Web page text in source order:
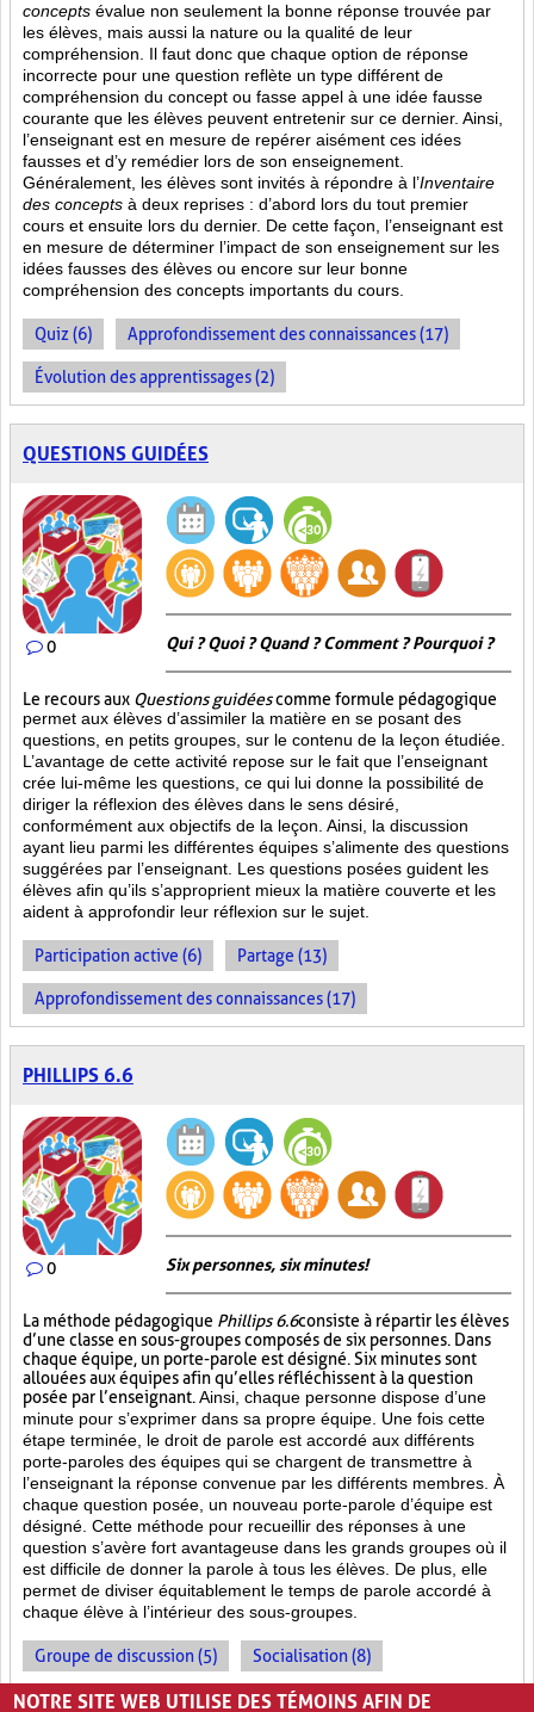
concepts évalue non seulement la bonne réponse trouvée par
les élèves, mais aussi la nature ou la qualité de leur
compréhension. Il faut donc que chaque option de réponse
incorrecte pour une question reflète un type différent de
compréhension du concept ou fasse appel à une idée fausse
courante que les élèves peuvent entretenir sur ce dernier. Ainsi,
l’enseignant est en mesure de repérer aisément ces idées
fausses et d’y remédier lors de son enseignement.
Généralement, les élèves sont invités à répondre à l’Inventaire
des concepts à deux reprises : d’abord lors du tout premier
cours et ensuite lors du dernier. De cette façon, l’enseignant est
en mesure de déterminer l’impact de son enseignement sur les
idées fausses des élèves ou encore sur leur bonne
compréhension des concepts importants du cours.
Quiz (6) Approfondissement des connaissances (17)
Évolution des apprentissages (2)
QUESTIONS GUIDÉES
0 Qui ? Quoi ? Quand ? Comment ? Pourquoi ?
Le recours aux Questions guidéescomme formule pédagogique
permet aux élèves d’assimiler la matière en se posant des
questions, en petits groupes, sur le contenu de la leçon étudiée.
L’avantage de cette activité repose sur le fait que l’enseignant
crée lui-même les questions, ce qui lui donne la possibilité de
diriger la réflexion des élèves dans le sens désiré,
conformément aux objectifs de la leçon. Ainsi, la discussion
ayant lieu parmi les différentes équipes s’alimente des questions
suggérées par l’enseignant. Les questions posées guident les
élèves afin qu’ils s’approprient mieux la matière couverte et les
aident à approfondir leur réflexion sur le sujet.
Participation active (6) Partage (13)
Approfondissement des connaissances (17)
PHILLIPS 6.6
0 Six personnes, six minutes!
La méthode pédagogique Phillips 6.6consiste à répartir les élèves
d’une classe en sous-groupes composés de six personnes. Dans
chaque équipe, un porte-parole est désigné. Six minutes sont
allouées aux équipes afin qu’elles réfléchissent à la question
posée par l’enseignant. Ainsi, chaque personne dispose d’une
minute pour s’exprimer dans sa propre équipe. Une fois cette
étape terminée, le droit de parole est accordé aux différents
porte-paroles des équipes qui se chargent de transmettre à
l’enseignant la réponse convenue par les différents membres. À
chaque question posée, un nouveau porte-parole d’équipe est
désigné. Cette méthode pour recueillir des réponses à une
question s’avère fort avantageuse dans les grands groupes où il
est difficile de donner la parole à tous les élèves. De plus, elle
permet de diviser équitablement le temps de parole accordé à
chaque élève à l’intérieur des sous-groupes.
Groupe de discussion (5) Socialisation (8)
Enseignement par les pairs (7)
NOTRE SITE WEB UTILISE DES TÉMOINS AFIN DE